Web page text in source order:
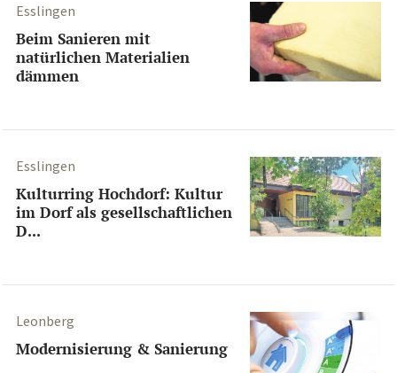
Esslingen
Beim Sanieren mit
natürlichen Materialien
dämmen
Esslingen
Kulturring Hochdorf: Kultur
im Dorf als gesellschaftlichen
D...
Leonberg
Modernisierung & Sanierung